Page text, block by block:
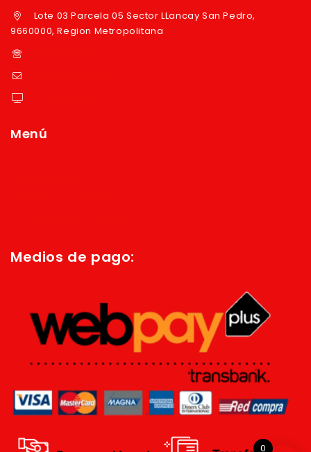
Lote 03 Parcela 05 Sector LLancay San Pedro,
9660000, Region Metropolitana
Menú
Medios de pago:
0